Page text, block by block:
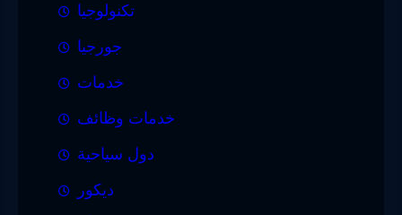
تكنولوجيا
جورجيا
خدمات
خدمات وظائف
دول سياحية
ديكور